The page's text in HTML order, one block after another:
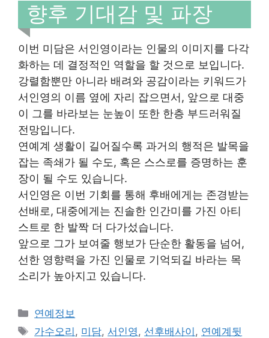
향후 기대감 및 파장
이번 미담은 서인영이라는 인물의 이미지를 다각
화하는 데 결정적인 역할을 할 것으로 보입니다.
강렬함뿐만 아니라 배려와 공감이라는 키워드가
서인영의 이름 옆에 자리 잡으면서, 앞으로 대중
이 그를 바라보는 눈높이 또한 한층 부드러워질
전망입니다.
연예계 생활이 길어질수록 과거의 행적은 발목을
잡는 족쇄가 될 수도, 혹은 스스로를 증명하는 훈
장이 될 수도 있습니다.
서인영은 이번 기회를 통해 후배에게는 존경받는
선배로, 대중에게는 진솔한 인간미를 가진 아티
스트로 한 발짝 더 다가섰습니다.
앞으로 그가 보여줄 행보가 단순한 활동을 넘어,
선한 영향력을 가진 인물로 기억되길 바라는 목
소리가 높아지고 있습니다.
Categories
연예정보
Tags
가수오리 , 미담, 서인영 , 선후배사이 , 연예계뒷